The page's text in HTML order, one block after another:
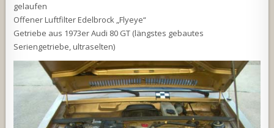
gelaufen
Offener Luftfilter Edelbrock „Flyeye“
Getriebe aus 1973er Audi 80 GT (längstes gebautes
Seriengetriebe, ultraselten)